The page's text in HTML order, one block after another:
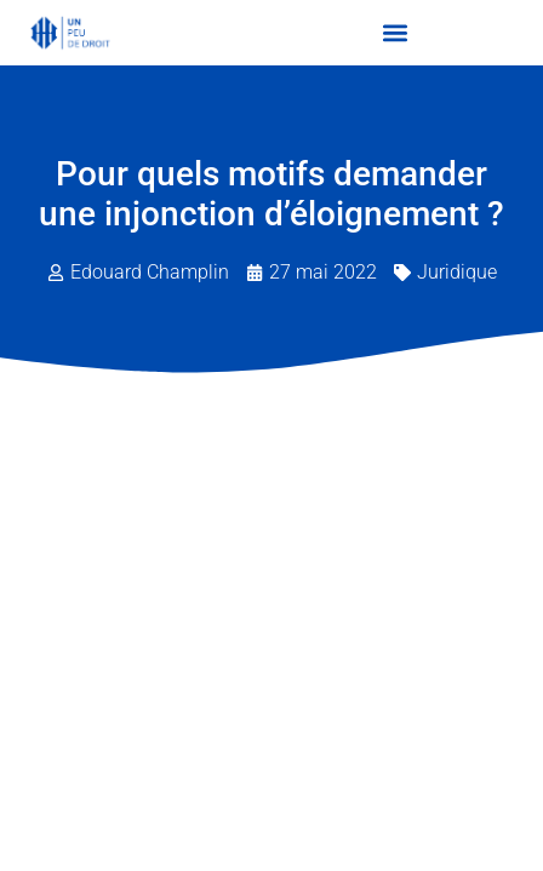
Pour quels motifs demander
une injonction d’éloignement ?
Edouard Champlin 27 mai 2022 Juridique